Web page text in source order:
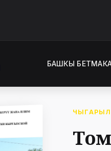
БАШКЫ БЕТ